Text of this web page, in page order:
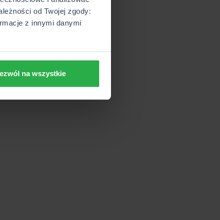
od Twojej zgody:
z innymi danymi
na wszystkie